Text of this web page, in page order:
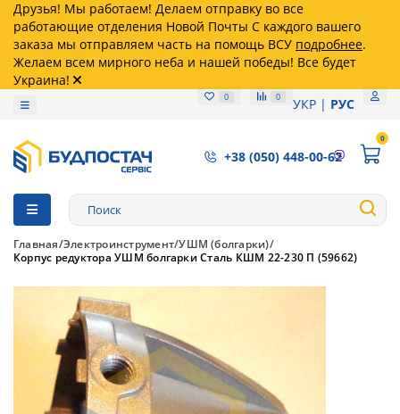
Друзья! Мы работаем! Делаем отправку во все
работающие отделения Новой Почты С каждого вашего
заказа мы отправляем часть на помощь ВСУ подробнее.
Желаем всем мирного неба и нашей победы! Все будет
Украина!
0 0 УКР РУС
+38 (050) 448-00-62
0
Главная Электроинструмент УШМ (болгарки)
Корпус редуктора УШМ болгарки Сталь КШМ 22-230 П (59662)